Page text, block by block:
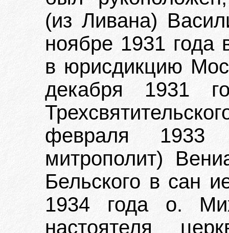
(из Ливана)
ноябре 1931 года
в юрисдикцию
декабря 1931
февраля 1933
митрополит)
Бельского в сан
1934 года о.
настоятеля